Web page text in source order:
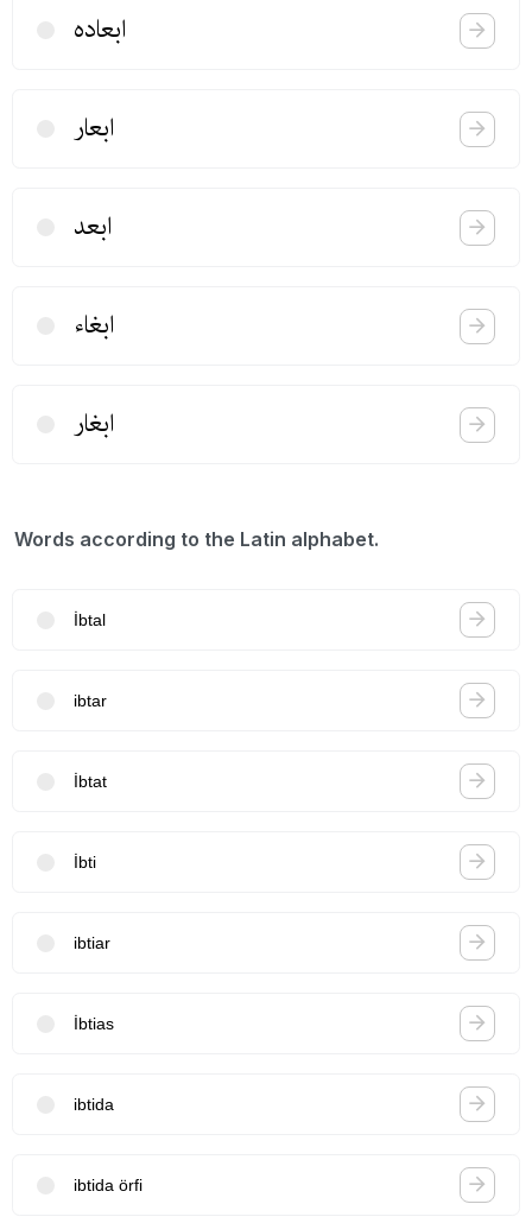
ابعاده
ابعار
ابعد
ابغاء
ابغار
Words according to the Latin alphabet.
İbtal
ibtar
İbtat
İbti
ibtiar
İbtias
ibtida
ibtida örfi